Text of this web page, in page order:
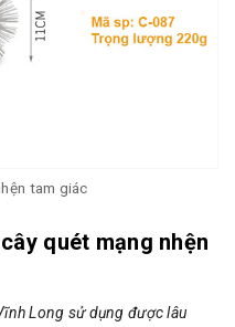
tam giác
quét mạng nhện
Long sử dụng được lâu